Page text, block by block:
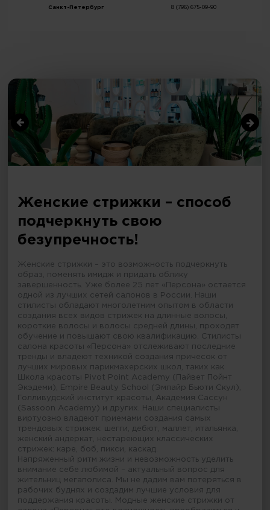
Санкт-Петербург 8 (796) 675-09-90
Женские стрижки – способ
подчеркнуть свою
безупречность!
Женские стрижки – это возможность подчеркнуть
образ, поменять имидж и придать облику
завершенность. Уже более 25 лет «Персона» остается
одной из лучших сетей салонов в России. Наши
стилисты обладают многолетним опытом в области
создания всех видов стрижек на длинные волосы,
короткие волосы и волосы средней длины, проходят
обучение и повышают свою квалификацию. Стилисты
салона красоты «Персона» отслеживают последние
тренды и владеют техникой создания причесок от
лучших мировых парикмахерских школ, таких как
Школа красоты Pivot Point Academy (Пайвет Пойнт
Экэдеми), Empire Beauty School (Эмпайр Бьюти Скул),
Голливудский институт красоты, Академия Сассун
(Sassoon Academy) и других. Наши специалисты
виртуозно владеют приемами создания самых
трендовых стрижек: шегги, дебют, маллет, итальянка,
женский андеркат, нестареющих классических
стрижек: каре, боб, пикси, каскад.
Напряженный ритм жизни и невозможность уделить
внимание себе любимой – актуальный вопрос для
жительниц мегаполиса. Мы не дадим вам потеряться в
рабочих буднях и создадим лучшие условия для
поддержания красоты. Модные женские стрижки от